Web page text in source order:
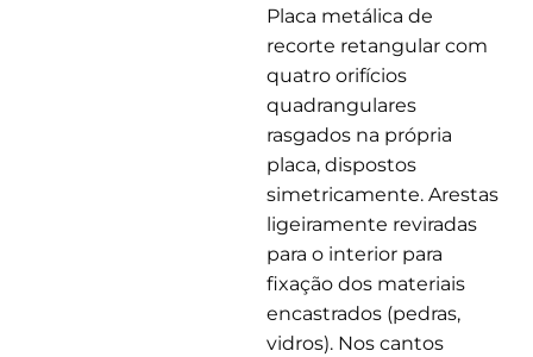
Placa metálica de
recorte retangular com
quatro orifícios
quadrangulares
rasgados na própria
placa, dispostos
simetricamente. Arestas
ligeiramente reviradas
para o interior para
fixação dos materiais
encastrados (pedras,
vidros). Nos cantos